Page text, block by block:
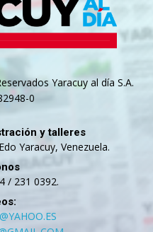
Yaracuy al día S.A.
0
y talleres
Yaracuy, Venezuela.
/ 231 0392.